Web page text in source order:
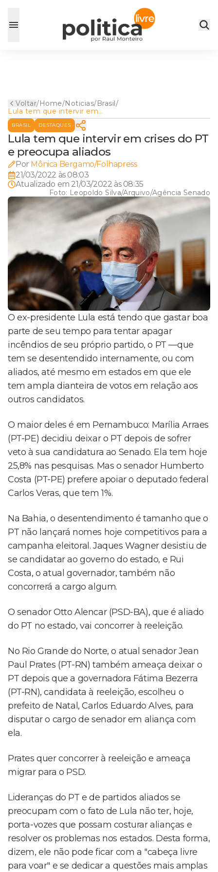
Voltar/Home/Noticias/Brasil/
Lula tem que intervir em
crises do PT e preocupa
aliados
BRASIL DESTAQUES
Lula tem que intervir em crises do PT
e preocupa aliados
Por Mônica Bergamo/Folhapress
21/03/2022 às 08:03
Atualizado em 21/03/2022 às 08:35
Foto: Leopoldo Silva/Arquivo/Agência Senado
O ex-presidente Lula está tendo que gastar boa
parte de seu tempo para tentar apagar
incêndios de seu próprio partido, o PT —que
tem se desentendido internamente, ou com
aliados, até mesmo em estados em que ele
tem ampla dianteira de votos em relação aos
outros candidatos.
O maior deles é em Pernambuco: Marília Arraes
(PT-PE) decidiu deixar o PT depois de sofrer
veto à sua candidatura ao Senado. Ela tem hoje
25,8% nas pesquisas. Mas o senador Humberto
Costa (PT-PE) prefere apoiar o deputado federal
Carlos Veras, que tem 1%.
Na Bahia, o desentendimento é tamanho que o
PT não lançará nomes hoje competitivos para a
campanha eleitoral. Jaques Wagner desistiu de
se candidatar ao governo do estado, e Rui
Costa, o atual governador, também não
concorrerá a cargo algum.
O senador Otto Alencar (PSD-BA), que é aliado
do PT no estado, vai concorrer à reeleição.
No Rio Grande do Norte, o atual senador Jean
Paul Prates (PT-RN) também ameaça deixar o
PT depois que a governadora Fátima Bezerra
(PT-RN), candidata à reeleição, escolheu o
prefeito de Natal, Carlos Eduardo Alves, para
disputar o cargo de senador em aliança com
ela.
Prates quer concorrer à reeleição e ameaça
migrar para o PSD.
Lideranças do PT e de partidos aliados se
preocupam com o fato de Lula não ter, hoje,
porta-vozes que possam costurar alianças e
resolver os problemas nos estados. Desta forma,
dizem, ele não pode ficar com a "cabeça livre
para voar" e se dedicar a questões mais amplas